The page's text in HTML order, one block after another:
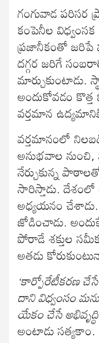
గంగువాడ
కంపెనీల
ప్రజానీకంతో
దగ్గర జరిగే
మార్చుకుంటాడు.
అందుకోవడం
వర్తమాన
వర్తమానంలో
అనుభవాల నుంచి,
నేర్చుకున్న
సారిస్తాడు.
అధ్యయనం
జోడించాడు.
పోరాడే శక్తుల
అతడు
‘కార్పోరేటీకరణ చేసే
దాని విధ్వంసం
యేకం చేసే
అంటాడు సత్యకాం.